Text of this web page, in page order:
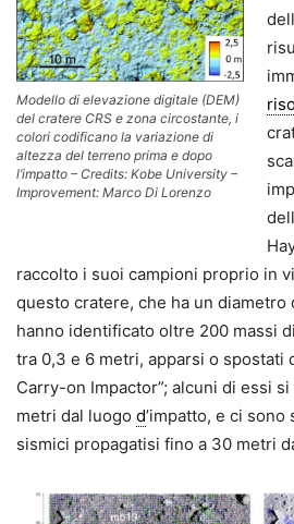
Modello di elevazione digitale (DEM)
del cratere CRS e zona circostante, i
colori codificano la variazione di
altezza del terreno prima e dopo
l’impatto – Credits: Kobe University –
Improvement: Marco Di Lorenzo
raccolto i suoi campioni proprio in
questo cratere, che ha un diametro
hanno identificato oltre 200 massi
tra 0,3 e 6 metri, apparsi o spostati
Carry-on Impactor”; alcuni di essi
metri dal luogo d’impatto, e ci
sismici propagatisi fino a 30 metri